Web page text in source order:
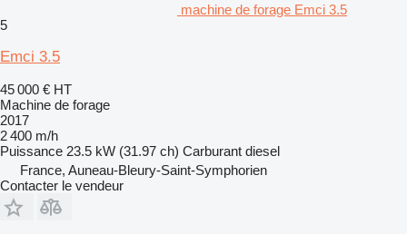
machine de forage Emci 3.5
5
Emci 3.5
45 000 € HT
Machine de forage
2017
2 400 m/h
Puissance 23.5 kW (31.97 ch) Carburant diesel
France, Auneau-Bleury-Saint-Symphorien
Contacter le vendeur